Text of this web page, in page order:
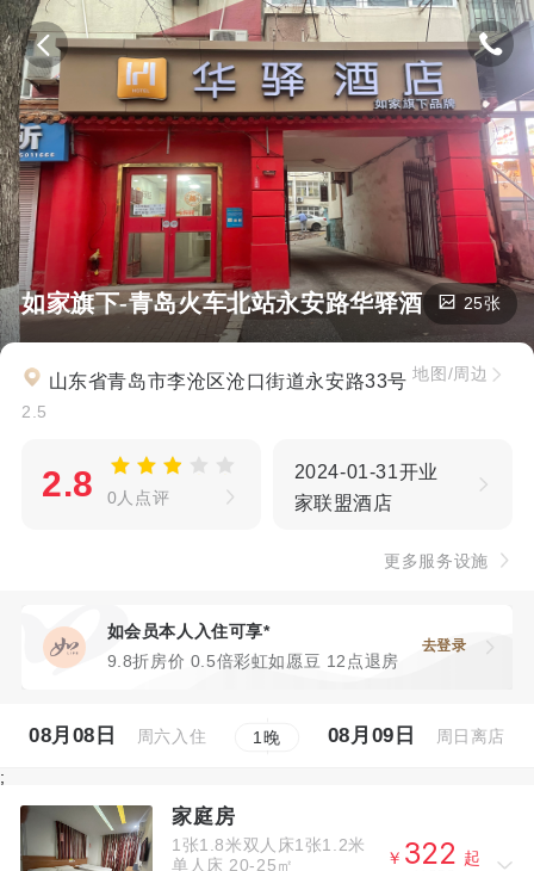
如家旗下-青岛火车北站永安路华驿酒店 25张
山东省青岛市李沧区沧口街道永安路33号
2.5
地图/周边
2.8 0人点评
2024-01-31开业
家联盟酒店
更多服务设施
如会员本人入住可享*
9.8折房价 0.5倍彩虹如愿豆 12点退房
去登录
08月08日 周六入住 1 晚 08月09日 周日离店
;
家庭房
1张1.8米双人床1张1.2米
单人床 20-25㎡ ￥  
起